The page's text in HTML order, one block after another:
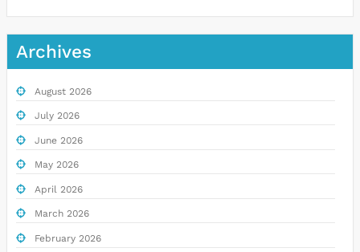
Archives
August 2026
July 2026
June 2026
May 2026
April 2026
March 2026
February 2026